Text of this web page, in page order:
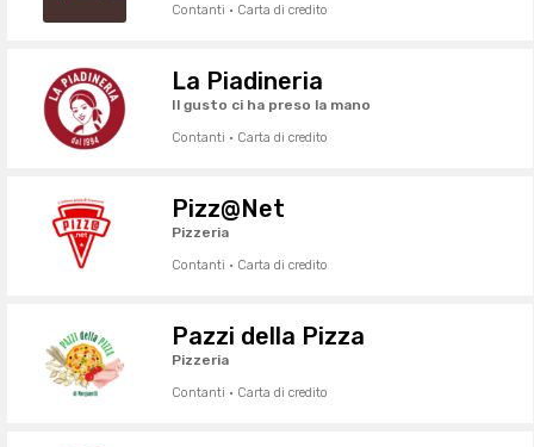
Contanti · Carta di credito
La Piadineria
Il gusto ci ha preso la mano
Contanti · Carta di credito
Pizz@Net
Pizzeria
Contanti · Carta di credito
Pazzi della Pizza
Pizzeria
Contanti · Carta di credito